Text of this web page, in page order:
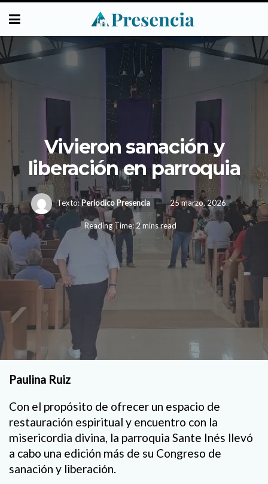
Vivieron sanación y
liberación en parroquia
Texto:Periodico Presencia 25 marzo, 2026
Reading Time: 2 mins read
Paulina Ruiz
Con el propósito de ofrecer un espacio de
restauración espiritual y encuentro con la
misericordia divina, la parroquia Sante Inés llevó
a cabo una edición más de su Congreso de
sanación y liberación.